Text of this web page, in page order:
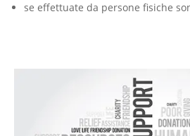
se effettuate da persone fisiche